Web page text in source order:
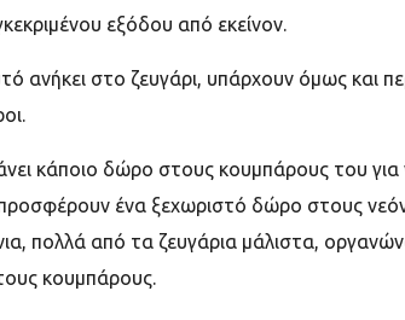
εξόδου από εκείνον.
ανήκει στο ζευγάρι, υπάρχουν όμως και
κάποιο δώρο στους κουμπάρους του
προσφέρουν ένα ξεχωριστό δώρο στους
πολλά από τα ζευγάρια μάλιστα,
κουμπάρους.